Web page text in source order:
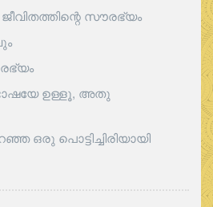
സൗരഭ്യം
ഉള്ളൂ, അതു
ഒരു പൊട്ടിച്ചിരിയായി